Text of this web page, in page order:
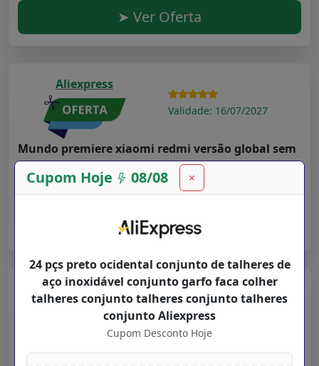
➤ Ver Oferta
Aliexpress
Validade: 16/07/2027
Mundo premiere xiaomi redmi versão global sem
fio fone de ouvido tws suporte bluetooth
Cupom Desconto Hoje paraDepartamentos
Aliexpress
➤ Ver Oferta
Aliexpress
Validade: 16/07/2027
New Users $ 20 12 YOUPIN12 Youpin haylou Solar
Cupom Hoje 08/08 ×
24 pçs preto ocidental conjunto de talheres de
aço inoxidável conjunto garfo faca colher
talheres conjunto talheres conjunto talheres
conjunto Aliexpress
Cupom Desconto Hoje